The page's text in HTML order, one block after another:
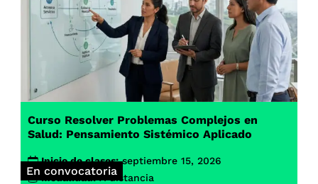
En convocatoria
Curso Resolver Problemas Complejos en
Salud: Pensamiento Sistémico Aplicado
Inicio de clases: septiembre 15, 2026
Modalidad: A distancia